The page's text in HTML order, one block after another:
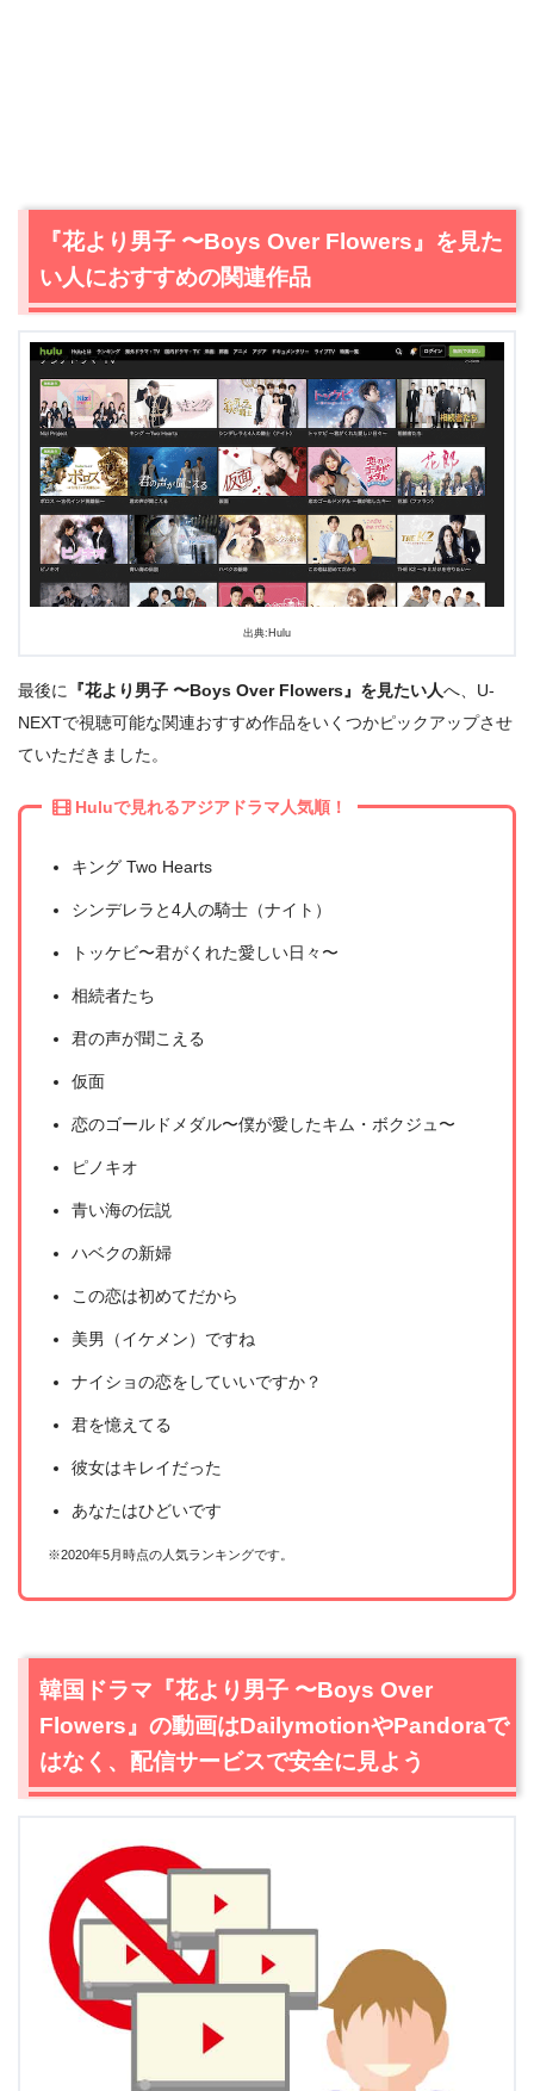
＼＼31日間無料!!お試し解約もOK／／
今すぐ無料でU-NEXTで見る
出典:U-NEXT
＼＼31日間無料!!お試し解約もOK／／
今すぐ無料でU-NEXTで見る
『花より男子 〜Boys Over Flowers』を見た
い人におすすめの関連作品
出典:Hulu
最後に 『花より男子 〜Boys Over Flowers』を見たい人へ、U-
NEXTで視聴可能な関連おすすめ作品をいくつかピックアップさせ
ていただきました。
Huluで見れるアジアドラマ人気順！
キング Two Hearts
シンデレラと4人の騎士（ナイト）
トッケビ〜君がくれた愛しい日々〜
相続者たち
君の声が聞こえる
仮面
恋のゴールドメダル〜僕が愛したキム・ボクジュ〜
ピノキオ
青い海の伝説
ハベクの新婦
この恋は初めてだから
美男（イケメン）ですね
ナイショの恋をしていいですか？
君を憶えてる
彼女はキレイだった
あなたはひどいです
※2020年5月時点の人気ランキングです。
韓国ドラマ『花より男子 〜Boys Over
Flowers』の動画はDailymotionやPandoraで
はなく、配信サービスで安全に見よう